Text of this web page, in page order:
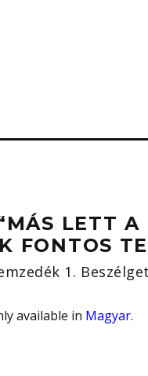
LETT A
FONTOS
1.
available in Magyar.